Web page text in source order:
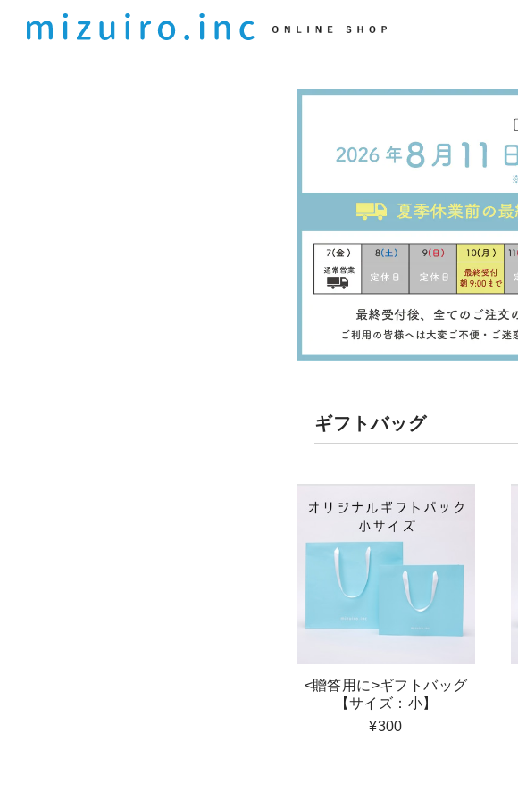
ギフトバッグ
<贈答用に>ギフトバッグ
【サイズ：小】
¥300